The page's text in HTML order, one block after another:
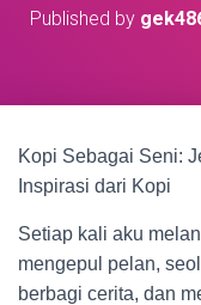
Published by
Kopi Sebagai Seni:
Inspirasi dari Kopi
Setiap kali aku
mengepul pelan,
berbagi cerita, dan